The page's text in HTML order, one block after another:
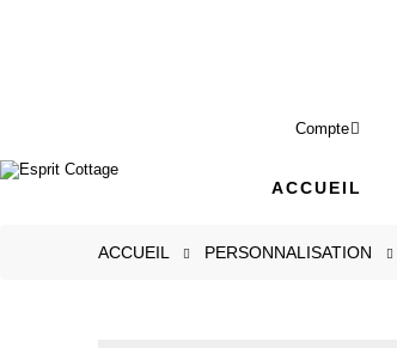
Compte
ACCUEIL
ACCUEIL PERSONNALISATION